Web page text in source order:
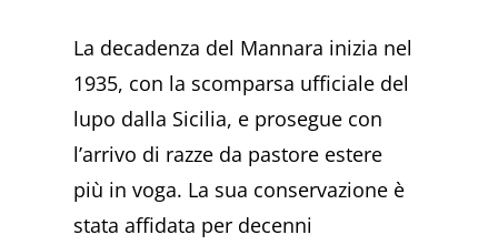
La decadenza del Mannara inizia nel
1935, con la scomparsa ufficiale del
lupo dalla Sicilia, e prosegue con
l’arrivo di razze da pastore estere
più in voga. La sua conservazione è
stata affidata per decenni